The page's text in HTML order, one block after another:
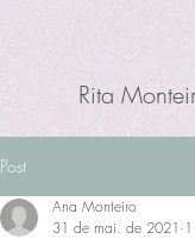
Rita
Post
Ana Monteiro
31 de mai. de 2021